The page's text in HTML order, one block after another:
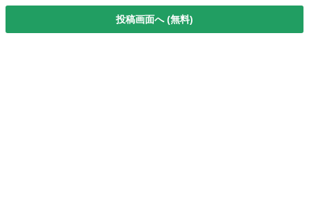
投稿画面へ (無料)